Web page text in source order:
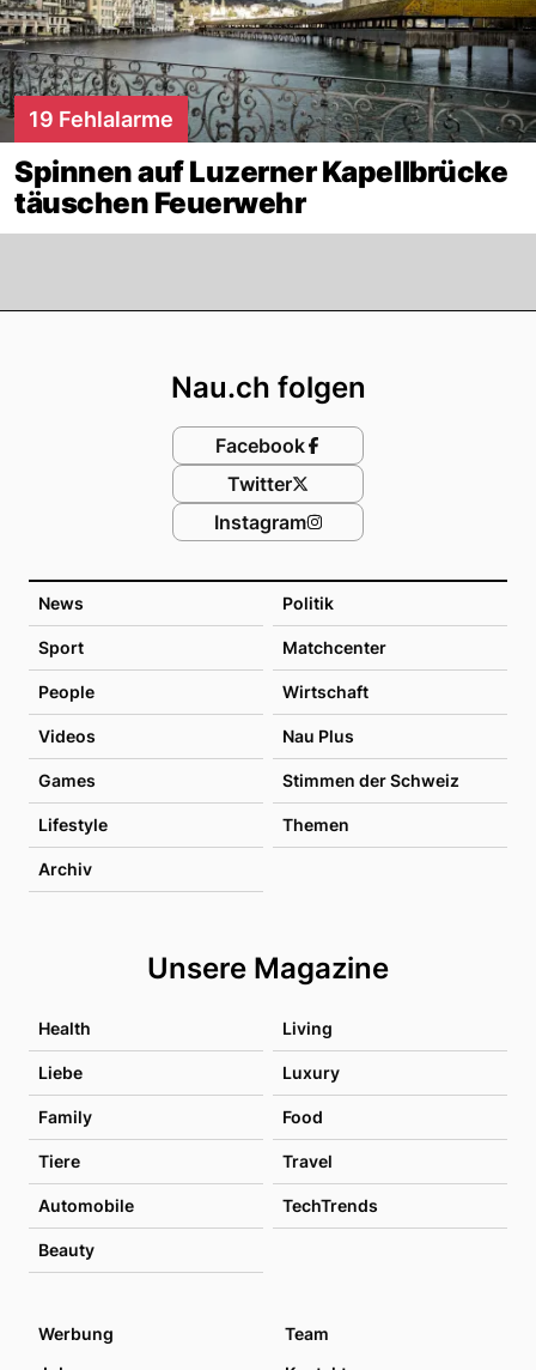
19 Fehlalarme
Spinnen auf Luzerner Kapellbrücke
täuschen Feuerwehr
News Politik
Sport Matchcenter
People Wirtschaft
Videos Nau Plus
Games Stimmen der Schweiz
Lifestyle Themen
Archiv
Unsere Magazine
Health Living
Liebe Luxury
Family Food
Tiere Travel
Automobile TechTrends
Beauty
Nau.ch folgen
Facebook
Twitter
Instagram
Werbung
Team